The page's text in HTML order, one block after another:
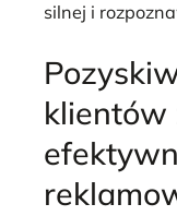
silnej i
klientów